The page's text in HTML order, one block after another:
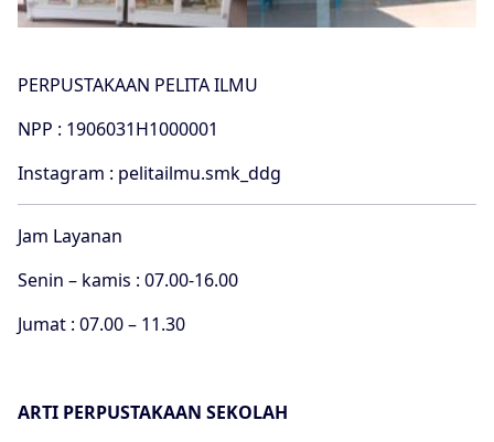
PERPUSTAKAAN PELITA ILMU
NPP : 1906031H1000001
Instagram : pelitailmu.smk_ddg
Jam Layanan
Senin – kamis : 07.00-16.00
Jumat : 07.00 – 11.30
ARTI PERPUSTAKAAN SEKOLAH